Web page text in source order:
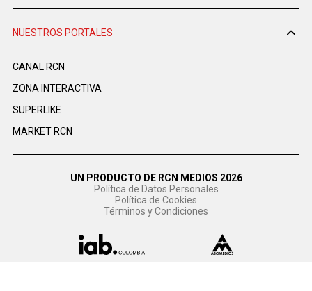
NUESTROS PORTALES
CANAL RCN
ZONA INTERACTIVA
SUPERLIKE
MARKET RCN
UN PRODUCTO DE RCN MEDIOS 2026
Política de Datos Personales
Política de Cookies
Términos y Condiciones